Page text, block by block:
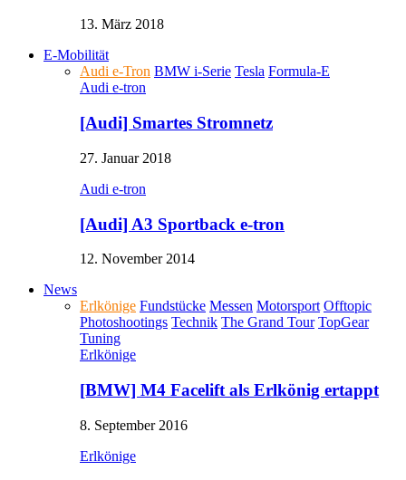
13. März 2018
E-Mobilität
Audi e-Tron BMW i-Serie Tesla Formula-E
Audi e-tron
[Audi] Smartes Stromnetz
27. Januar 2018
Audi e-tron
[Audi] A3 Sportback e-tron
12. November 2014
News
Erlkönige Fundstücke Messen Motorsport Offtopic
Photoshootings Technik The Grand Tour TopGear
Tuning
Erlkönige
[BMW] M4 Facelift als Erlkönig ertappt
8. September 2016
Erlkönige